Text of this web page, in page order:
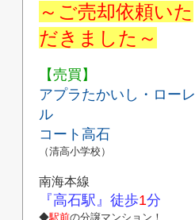
～ご売却依頼いた
だきました～
【売買】
アプラたかいし・ローレ
ル
コート高石
（清高小学校）
南海本線
『高石駅』 徒歩1分
◆駅前の分譲マンション！